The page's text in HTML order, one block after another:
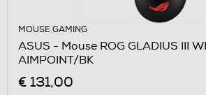
MOUSE GAMING
ASUS - Mouse ROG GLADIUS III
AIMPOINT/BK
€ 131,00